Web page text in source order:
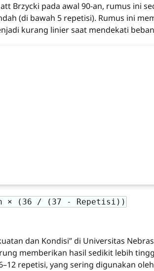
Brzycki pada awal 90-an, rumus ini
(di bawah 5 repetisi). Rumus ini
kurang linier saat mendekati
× (36 / (37 - Repetisi))
dan Kondisi” di Universitas
memberikan hasil sedikit lebih
repetisi, yang sering digunakan